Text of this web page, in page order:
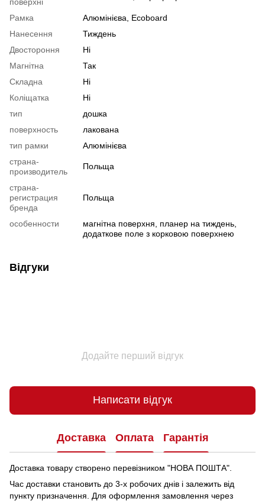
Рамка
Алюмінієва, Ecoboard
Нанесення
Тиждень
Двостороння
Ні
Магнітна
Так
Складна
Ні
Коліщатка
Ні
тип
дошка
поверхность
лакована
тип рамки
Алюмінієва
страна-
производитель
Польща
страна-
регистрация
бренда
Польща
особенности
магнітна поверхня, планер на тиждень,
додаткове поле з корковою поверхнею
Відгуки
Додайте перший відгук
Написати відгук
Доставка Оплата Гарантія
Доставка товару створено перевізником "НОВА ПОШТА".
Час доставки становить до 3-х робочих днів і залежить від
пункту призначення. Для оформлення замовлення через